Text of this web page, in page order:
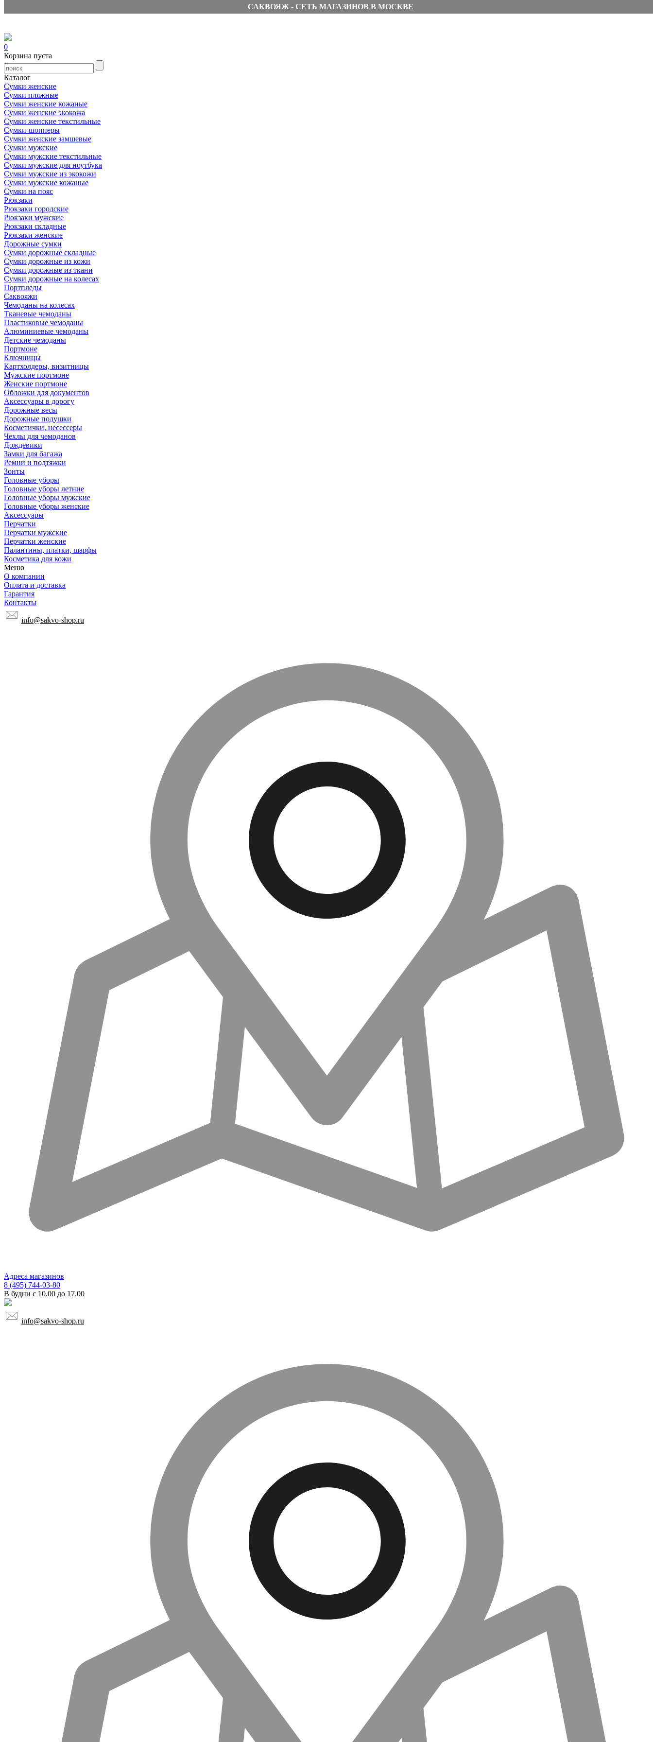
САКВОЯЖ - СЕТЬ МАГАЗИНОВ В МОСКВЕ
0
Корзина пуста
Каталог
Сумки женские
Сумки пляжные
Сумки женские кожаные
Сумки женские экокожа
Сумки женские текстильные
Сумки-шопперы
Сумки женские замшевые
Сумки мужские
Сумки мужские текстильные
Сумки мужские для ноутбука
Сумки мужские из экокожи
Сумки мужские кожаные
Сумки на пояс
Рюкзаки
Рюкзаки городские
Рюкзаки мужские
Рюкзаки складные
Рюкзаки женские
Дорожные сумки
Сумки дорожные складные
Сумки дорожные из кожи
Сумки дорожные из ткани
Сумки дорожные на колесах
Портпледы
Саквояжи
Чемоданы на колесах
Тканевые чемоданы
Пластиковые чемоданы
Алюминиевые чемоданы
Детские чемоданы
Портмоне
Ключницы
Картхолдеры, визитницы
Мужские портмоне
Женские портмоне
Обложки для документов
Аксессуары в дорогу
Дорожные весы
Дорожные подушки
Косметички, несессеры
Чехлы для чемоданов
Дождевики
Замки для багажа
Ремни и подтяжки
Зонты
Головные уборы
Головные уборы летние
Головные уборы мужские
Головные уборы женские
Аксессуары
Перчатки
Перчатки мужские
Перчатки женские
Палантины, платки, шарфы
Косметика для кожи
Меню
О компании
Оплата и доставка
Гарантия
Контакты
info@sakvo-shop.ru
Адреса магазинов
8 (495) 744-03-80
В будни с 10.00 до 17.00
info@sakvo-shop.ru